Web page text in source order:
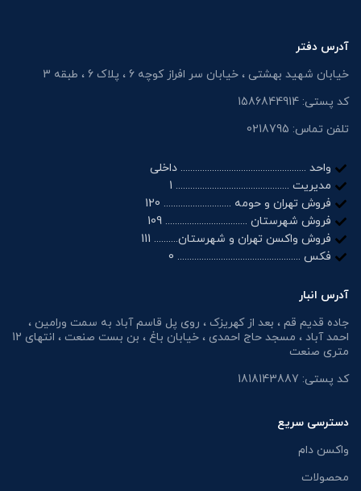
آدرس دفتر
خیابان شهید بهشتی ، خیابان سر افراز کوچه 6 ، پلاک 6 ، طبقه 3
کد پستی: 1586844914
تلفن تماس: 0218795
واحد .................................................... داخلی
مدیریت ............................................... 1
فروش تهران و حومه ............................ 120
فروش شهرستان .................................. 109
فروش واکسن تهران و شهرستان.......... 111
فکس ................................................... 0
آدرس انبار
جاده قدیم قم ، بعد از کهریزک ، روی پل قاسم آباد به سمت ورامین ،
احمد آباد ، مسجد حاج احمدی ، خیابان باغ ، بن بست صنعت ، انتهای 12
متری صنعت
کد پستی: 1818143887
دسترسی سریع
واکسن دام
محصولات